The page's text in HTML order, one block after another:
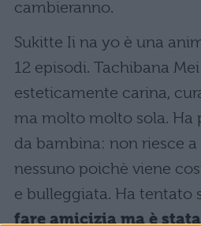
cambieranno.
Sukitte Ii na yo è una
12 episodi. Tachibana
esteticamente carina,
ma molto molto sola. Ha
da bambina: non riesce
nessuno poichè viene
e bulleggiata. Ha tentato
fare amicizia ma è